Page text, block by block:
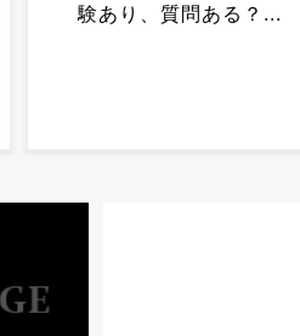
河川敷がとんでもない状態